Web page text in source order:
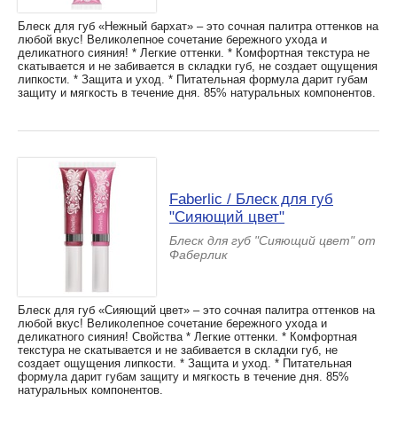
Блеск для губ «Нежный бархат» – это сочная палитра оттенков на
любой вкус! Великолепное сочетание бережного ухода и
деликатного сияния! * Легкие оттенки. * Комфортная текстура не
скатывается и не забивается в складки губ, не создает ощущения
липкости. * Защита и уход. * Питательная формула дарит губам
защиту и мягкость в течение дня. 85% натуральных компонентов.
Faberlic / Блеск для губ
"Сияющий цвет"
Блеск для губ "Сияющий цвет" от
Фаберлик
Блеск для губ «Сияющий цвет» – это сочная палитра оттенков на
любой вкус! Великолепное сочетание бережного ухода и
деликатного сияния! Свойства * Легкие оттенки. * Комфортная
текстура не скатывается и не забивается в складки губ, не
создает ощущения липкости. * Защита и уход. * Питательная
формула дарит губам защиту и мягкость в течение дня. 85%
натуральных компонентов.